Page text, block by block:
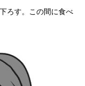
ろす。この間に食べ